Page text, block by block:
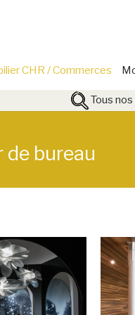
CHR / Commerces
Tous
de bureau